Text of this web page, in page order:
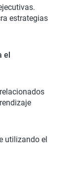
estrategias
el
utilizando el